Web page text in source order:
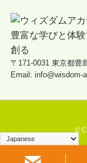
〒171-0031 東京都豊
Email: info@wisdom-
©